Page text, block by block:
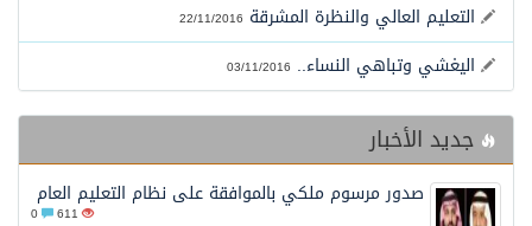
التعليم العالي والنظرة المشرقة 22/11/2016
اليغشي وتباهي النساء.. 03/11/2016
جديد الأخبار
صدور مرسوم ملكي بالموافقة على نظام التعليم العام
611